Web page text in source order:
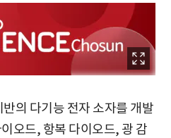
의 다기능 전자 소자를 개발
오드, 항복 다이오드, 광 감